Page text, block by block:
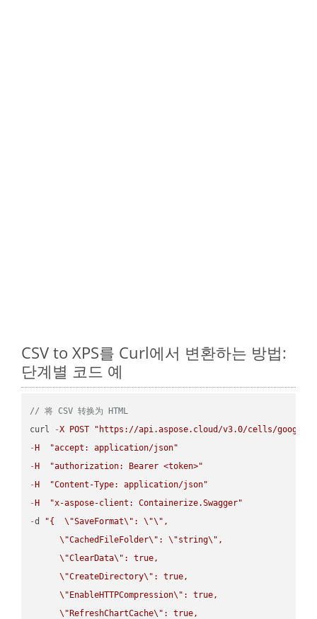
CSV to XPS를 Curl에서 변환하는 방법:
단계별 코드 예
// 将 CSV 转换为 HTML
curl
-X POST
"https://api.aspose.cloud/v3.0/cells/
- H
"accept: application/json"
- H
"authorization: Bearer <token>"
- H
"Content-Type: application/json"
- H
"x-aspose-client: Containerize.Swagger"
-d "{ \"SaveFormat\" : \"\" ,
\"CachedFileFolder\" : \"string\" ,
\"ClearData\" : true,
\"CreateDirectory\" : true,
\" EnableHTTPCompression\" : true,
\" RefreshChartCache\" : true,